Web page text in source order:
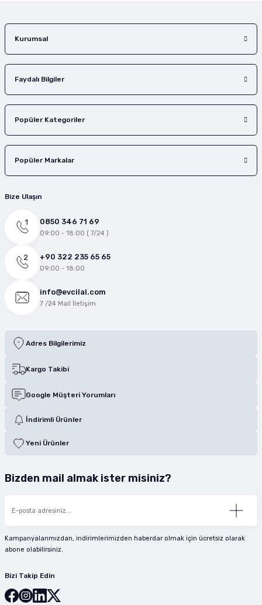
Kurumsal
Faydalı Bilgiler
Popüler Kategoriler
Popüler Markalar
Bize Ulaşın
0850 346 71 69
09:00 - 18:00 ( 7/24 )
+90 322 235 65 65
09:00 - 18:00
info@evcilal.com
7 /24 Mail İletişim
Adres Bilgilerimiz
Kargo Takibi
Google Müşteri Yorumları
İndirimli Ürünler
Yeni Ürünler
Bizden mail almak ister misiniz?
Kampanyalarımızdan, indirimlerimizden haberdar olmak için ücretsiz olarak
abone olabilirsiniz.
Bizi Takip Edin